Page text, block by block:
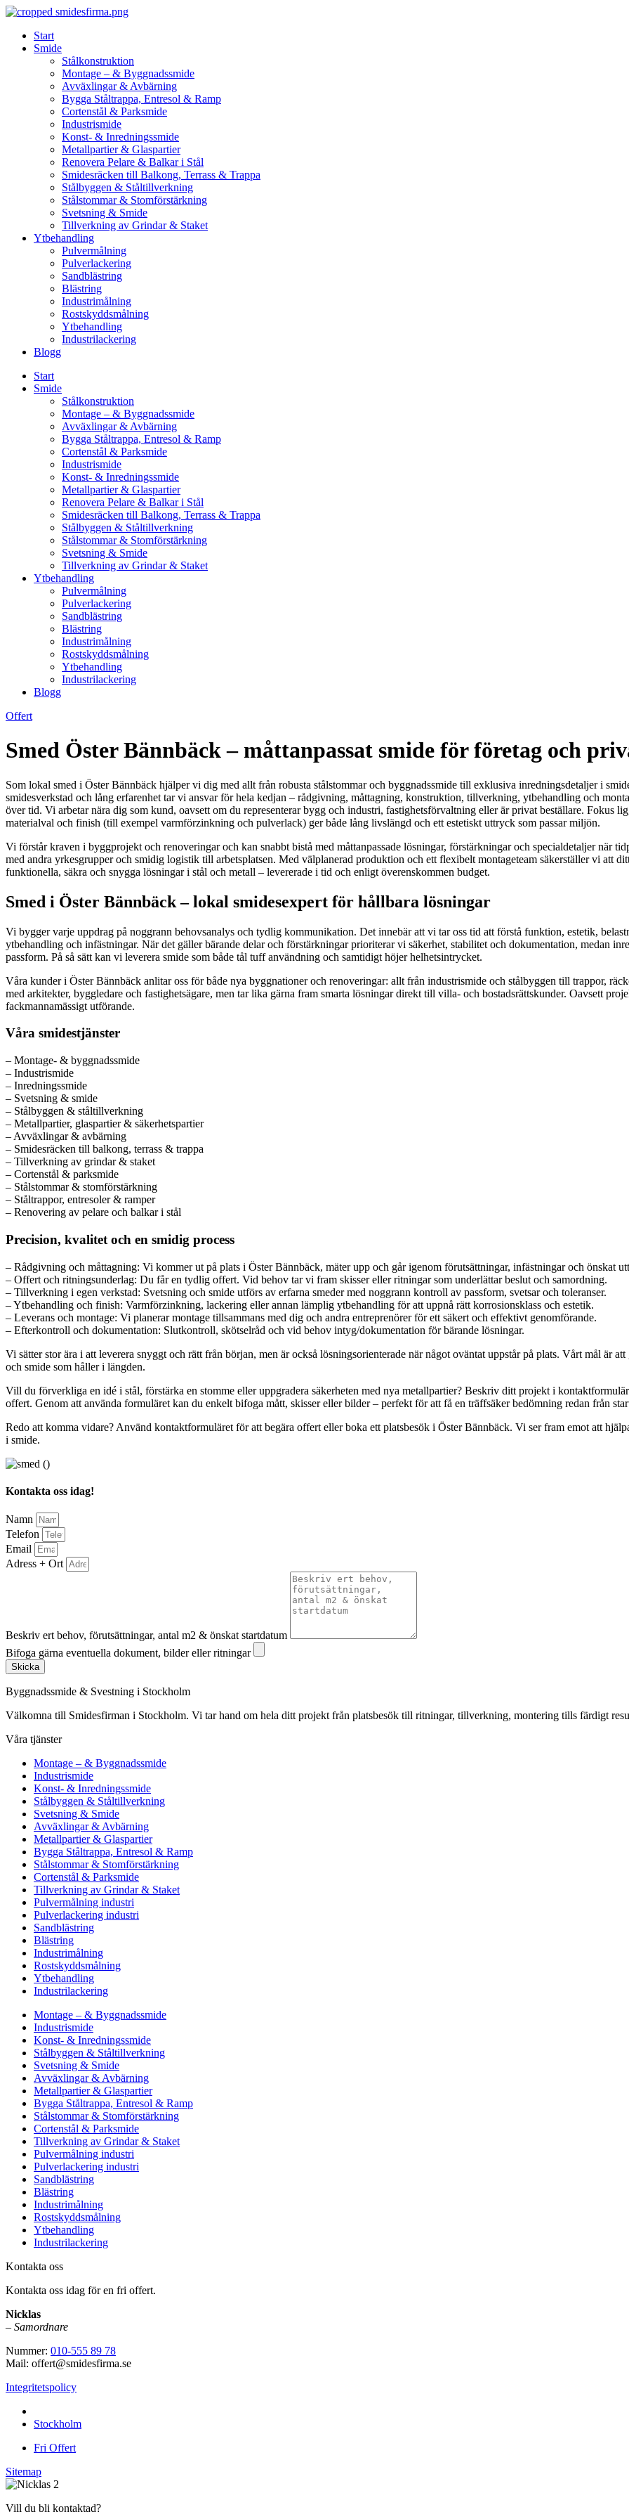
Skip
contentStart
Smide
Stålkonstruktion
Montage – & Byggnadssmide
Avväxlingar & Avbärning
Bygga Ståltrappa, Entresol & Ramp
Cortenstål & Parksmide
Industrismide
Konst- & Inredningssmide
Metallpartier & Glaspartier
Renovera Pelare & Balkar i Stål
Smidesräcken till Balkong, Terrass & Trappa
Stålbyggen & Ståltillverkning
Stålstommar & Stomförstärkning
Svetsning & Smide
Tillverkning av Grindar & Staket
Ytbehandling
Pulvermålning
Pulverlackering
Sandblästring
Blästring
Industrimålning
Rostskyddsmålning
Ytbehandling
Industrilackering
Blogg
Start
Smide
Stålkonstruktion
Montage – & Byggnadssmide
Avväxlingar & Avbärning
Bygga Ståltrappa, Entresol & Ramp
Cortenstål & Parksmide
Industrismide
Konst- & Inredningssmide
Metallpartier & Glaspartier
Renovera Pelare & Balkar i Stål
Smidesräcken till Balkong, Terrass & Trappa
Stålbyggen & Ståltillverkning
Stålstommar & Stomförstärkning
Svetsning & Smide
Tillverkning av Grindar & Staket
Ytbehandling
Pulvermålning
Pulverlackering
Sandblästring
Blästring
Industrimålning
Rostskyddsmålning
Ytbehandling
Industrilackering
Blogg
Offert
Smed Öster Bännbäck – måttanpassat smide för företag och
Som lokal smed i Öster Bännbäck hjälper vi dig med allt från robusta stålstommar och byggnadssmide till exklusiva inredningsdetaljer i
smidesverkstad och lång erfarenhet tar vi ansvar för hela kedjan – rådgivning, måttagning, konstruktion, tillverkning, ytbehandling och
över tid. Vi arbetar nära dig som kund, oavsett om du representerar bygg och industri, fastighetsförvaltning eller är privat beställare. Fokus
materialval och finish (till exempel varmförzinkning och pulverlack) ger både lång livslängd och ett estetiskt uttryck som passar miljön.
Vi förstår kraven i byggprojekt och renoveringar och kan snabbt bistå med måttanpassade lösningar, förstärkningar och specialdetaljer när
med andra yrkesgrupper och smidig logistik till arbetsplatsen. Med välplanerad produktion och ett flexibelt montageteam säkerställer vi att
funktionella, säkra och snygga lösningar i stål och metall – levererade i tid och enligt överenskommen budget.
Smed i Öster Bännbäck – lokal smidesexpert för hållbara lösningar
Vi bygger varje uppdrag på noggrann behovsanalys och tydlig kommunikation. Det innebär att vi tar oss tid att förstå funktion, estetik,
ytbehandling och infästningar. När det gäller bärande delar och förstärkningar prioriterar vi säkerhet, stabilitet och dokumentation, medan
passform. På så sätt kan vi leverera smide som både tål tuff användning och samtidigt höjer helhetsintrycket.
Våra kunder i Öster Bännbäck anlitar oss för både nya byggnationer och renoveringar: allt från industrismide och stålbyggen till trappor,
med arkitekter, byggledare och fastighetsägare, men tar lika gärna fram smarta lösningar direkt till villa- och bostadsrättskunder. Oavsett
fackmannamässigt utförande.
Våra smidestjänster
– Montage- & byggnadssmide
– Industrismide
– Inredningssmide
– Svetsning & smide
– Stålbyggen & ståltillverkning
– Metallpartier, glaspartier & säkerhetspartier
– Avväxlingar & avbärning
– Smidesräcken till balkong, terrass & trappa
– Tillverkning av grindar & staket
– Cortenstål & parksmide
– Stålstommar & stomförstärkning
– Ståltrappor, entresoler & ramper
– Renovering av pelare och balkar i stål
Precision, kvalitet och en smidig process
– Rådgivning och måttagning: Vi kommer ut på plats i Öster Bännbäck, mäter upp och går igenom förutsättningar, infästningar och önskat
– Offert och ritningsunderlag: Du får en tydlig offert. Vid behov tar vi fram skisser eller ritningar som underlättar beslut och samordning.
– Tillverkning i egen verkstad: Svetsning och smide utförs av erfarna smeder med noggrann kontroll av passform, svetsar och toleranser.
– Ytbehandling och finish: Varmförzinkning, lackering eller annan lämplig ytbehandling för att uppnå rätt korrosionsklass och estetik.
– Leverans och montage: Vi planerar montage tillsammans med dig och andra entreprenörer för ett säkert och effektivt genomförande.
– Efterkontroll och dokumentation: Slutkontroll, skötselråd och vid behov intyg/dokumentation för bärande lösningar.
Vi sätter stor ära i att leverera snyggt och rätt från början, men är också lösningsorienterade när något oväntat uppstår på plats. Vårt mål är
och smide som håller i längden.
Vill du förverkliga en idé i stål, förstärka en stomme eller uppgradera säkerheten med nya metallpartier? Beskriv ditt projekt i
offert. Genom att använda formuläret kan du enkelt bifoga mått, skisser eller bilder – perfekt för att få en träffsäker bedömning redan från
Redo att komma vidare? Använd kontaktformuläret för att begära offert eller boka ett platsbesök i Öster Bännbäck. Vi ser fram emot att
i smide.
Kontakta oss idag!
Namn
Telefon
Email
Adress + Ort
Beskriv ert behov, förutsättningar, antal m2 & önskat startdatum
Bifoga gärna eventuella dokument, bilder eller ritningar
Skicka
Byggnadssmide & Svestning i Stockholm
Välkomna till Smidesfirman i Stockholm. Vi tar hand om hela ditt projekt från platsbesök till ritningar, tillverkning, montering tills färdigt
Våra tjänster
Montage – & Byggnadssmide
Industrismide
Konst- & Inredningssmide
Stålbyggen & Ståltillverkning
Svetsning & Smide
Avväxlingar & Avbärning
Metallpartier & Glaspartier
Bygga Ståltrappa, Entresol & Ramp
Stålstommar & Stomförstärkning
Cortenstål & Parksmide
Tillverkning av Grindar & Staket
Pulvermålning industri
Pulverlackering industri
Sandblästring
Blästring
Industrimålning
Rostskyddsmålning
Ytbehandling
Industrilackering
Montage – & Byggnadssmide
Industrismide
Konst- & Inredningssmide
Stålbyggen & Ståltillverkning
Svetsning & Smide
Avväxlingar & Avbärning
Metallpartier & Glaspartier
Bygga Ståltrappa, Entresol & Ramp
Stålstommar & Stomförstärkning
Cortenstål & Parksmide
Tillverkning av Grindar & Staket
Pulvermålning industri
Pulverlackering industri
Sandblästring
Blästring
Industrimålning
Rostskyddsmålning
Ytbehandling
Industrilackering
Kontakta oss
Kontakta oss idag för en fri offert.
Nicklas
– Samordnare
Nummer: 010-555 89 78
Mail: offert@smidesfirma.se
Integritetspolicy
Stockholm
Fri Offert
Sitemap
Vill du bli kontaktad?